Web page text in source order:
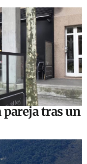
pareja tras un